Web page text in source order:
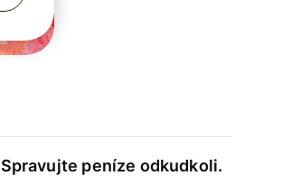
Spravujte peníze odkudkoli.